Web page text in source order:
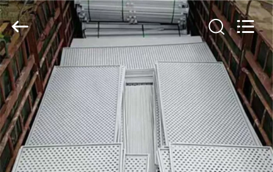
DOM
PRODUKTY
O
NAS
PING
XI
RUN
METAL
MESH
CO.,LTD.
All
Rights
Reserved.